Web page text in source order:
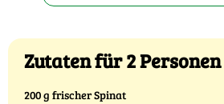
Zutaten für 2 Personen
200 g frischer Spinat